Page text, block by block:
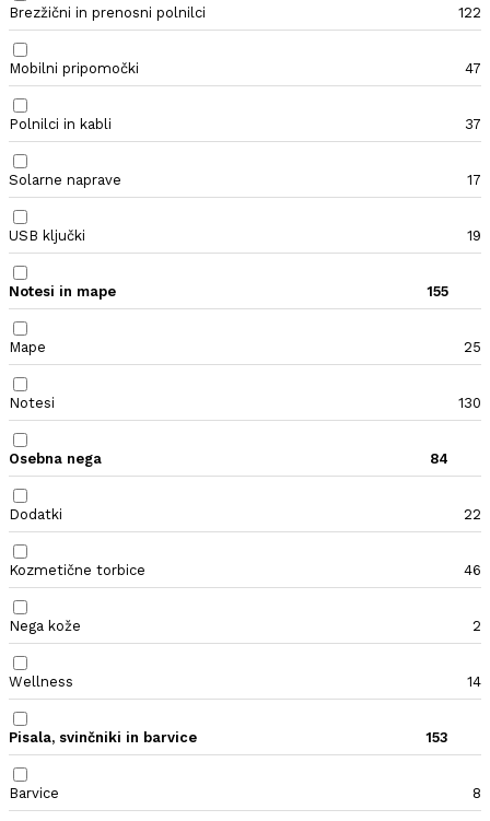
Brezžični in prenosni polnilci 122
Mobilni pripomočki 47
Polnilci in kabli 37
Solarne naprave 17
USB ključki 19
Notesi in mape 155
Mape 25
Notesi 130
Osebna nega 84
Dodatki 22
Kozmetične torbice 46
Nega kože 2
Wellness 14
Pisala, svinčniki in barvice 153
Barvice 8